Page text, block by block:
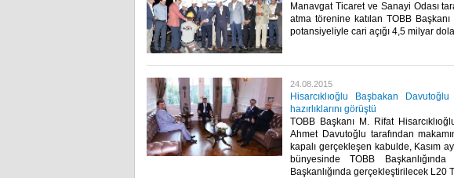
Manavgat Ticaret ve Sanayi Odası
atma törenine katılan TOBB Başkanı
potansiyeliyle cari açığı 4,5 milyar
24.08.2015
Hisarcıklıoğlu Başbakan
hazırlıklarını görüştü
TOBB Başkanı M. Rifat
Ahmet Davutoğlu tarafından
kapalı gerçekleşen kabulde, Kasım
bünyesinde TOBB
Başkanlığında gerçekleştirilecek L20